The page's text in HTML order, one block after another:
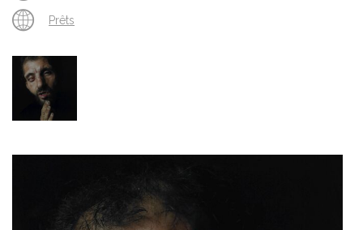
Prêts